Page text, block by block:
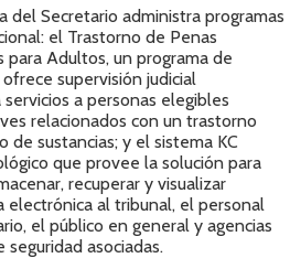
del Secretario administra programas
el Trastorno de Penas
Adultos, un programa de
supervisión judicial
a personas elegibles
relacionados con un trastorno
de sustancias; y el sistema KC
que provee la solución para
recuperar y visualizar
electrónica al tribunal, el personal
el público en general y agencias
seguridad asociadas.